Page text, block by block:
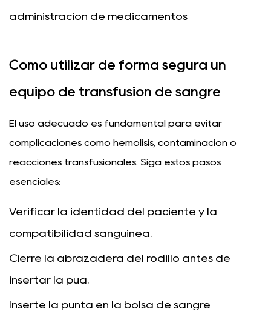
administración de medicamentos
Cómo utilizar de forma segura un
equipo de transfusión de sangre
El uso adecuado es fundamental para evitar
complicaciones como hemólisis, contaminación o
reacciones transfusionales. Siga estos pasos
esenciales:
Verificar la identidad del paciente y la
compatibilidad sanguínea.
Cierre la abrazadera del rodillo antes de
insertar la púa.
Inserte la punta en la bolsa de sangre